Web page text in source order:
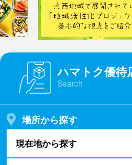
ハマトク優待
Search
場所から探す
現在地から探す